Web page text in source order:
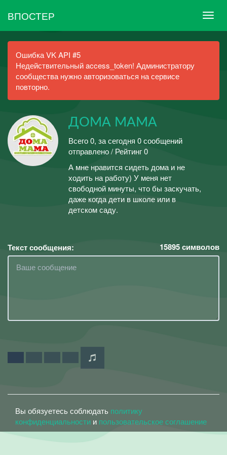
ВПОСТЕР
Ошибка VK API #5
Недействительный access_token! Администратору
сообщества нужно авторизоваться на сервисе
повторно.
ДОМА МАМА
Всего 0, за сегодня 0 сообщений
отправлено / Рейтинг 0
А мне нравится сидеть дома и не
ходить на работу) У меня нет
свободной минуты, что бы заскучать,
даже когда дети в школе или в
детском саду.
Текст сообщения: 15895символов
Вы обязуетесь соблюдать политику
конфиденциальности и пользовательское соглашение